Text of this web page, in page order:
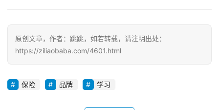
原创文章，作者：跳跳，如若转载，请注明出处：
https://ziliaobaba.com/4601.html
保险 品牌 学习